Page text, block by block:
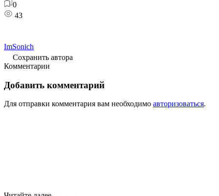
0
43
ImSonich
Сохранить автора
Комментарии
Добавить комментарий
Для отправки комментария вам необходимо авторизоваться.